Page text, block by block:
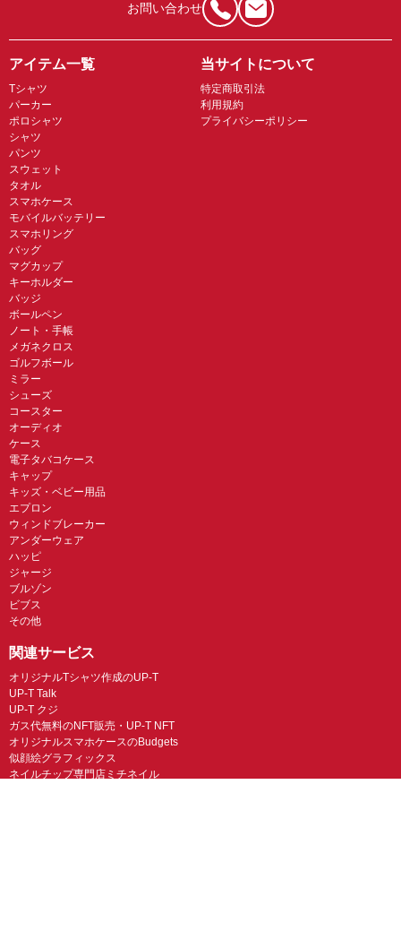
お問い合わせ
アイテム一覧
Tシャツ
パーカー
ポロシャツ
シャツ
パンツ
スウェット
タオル
スマホケース
モバイルバッテリー
スマホリング
バッグ
マグカップ
キーホルダー
バッジ
ボールペン
ノート・手帳
メガネクロス
ゴルフボール
ミラー
シューズ
コースター
オーディオ
ケース
電子タバコケース
キャップ
キッズ・ベビー用品
エプロン
ウィンドブレーカー
アンダーウェア
ハッピ
ジャージ
ブルゾン
ビブス
その他
当サイトについて
特定商取引法
利用規約
プライバシーポリシー
関連サービス
オリジナルTシャツ作成のUP-T
UP-T Talk
UP-T クジ
ガス代無料のNFT販売・UP-T NFT
オリジナルスマホケースのBudgets
似顔絵グラフィックス
ネイルチップ専門店ミチネイル